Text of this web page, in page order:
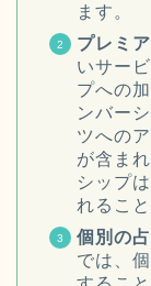
ます。
プレミ
いサー
プへの
ンバー
ツへの
が含ま
シップ
れるこ
個別の
では、